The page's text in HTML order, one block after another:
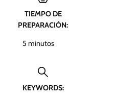
TIEMPO DE
PREPARACIÓN:
5 m
t
minutos
KEYWORDS: